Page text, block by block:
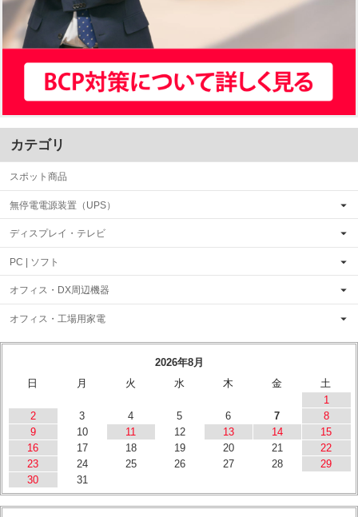
カテゴリ
スポット商品
無停電電源装置（UPS）
ディスプレイ・テレビ
PC | ソフト
オフィス・DX周辺機器
オフィス・工場用家電
2026年8月
日
月 火 水 木 金
土
1
2
3 4 5 6 7
8
9
10 11 12 13 14
15
16
17 18 19 20 21
22
23
24 25 26 27 28
29
30
31